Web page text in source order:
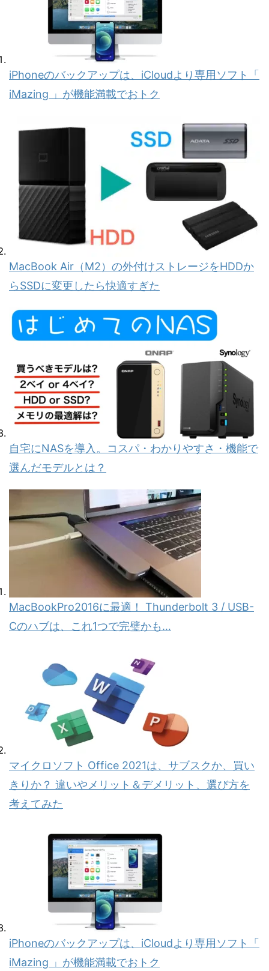
iPhoneのバックアップは、iCloudより専用ソフト「
iMazing 」が機能満載でおトク
MacBook Air（M2）の外付けストレージをHDDか
らSSDに変更したら快適すぎた
自宅にNASを導入。コスパ・わかりやすさ・機能で
選んだモデルとは？
MacBookPro2016に最適！ Thunderbolt 3 / USB-
Cのハブは、これ1つで完璧かも…
マイクロソフト Office 2021は、サブスクか、買い
きりか？ 違いやメリット＆デメリット、選び方を
考えてみた
iPhoneのバックアップは、iCloudより専用ソフト「
iMazing 」が機能満載でおトク